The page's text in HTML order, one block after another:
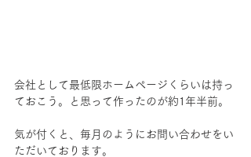
会社として最低限ホームページくらいは持っ
ておこう。と思って作ったのが約1年半前。
気が付くと、毎月のようにお問い合わせをい
ただいております。